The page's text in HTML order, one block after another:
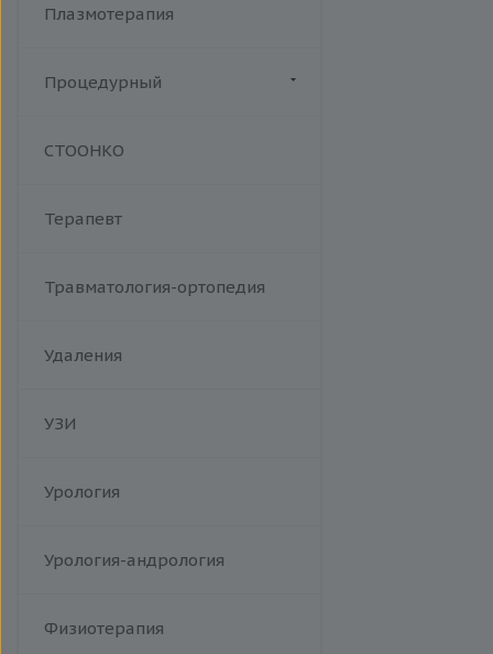
Плазмотерапия
Процедурный
СТООНКО
Терапевт
Травматология-ортопедия
Удаления
УЗИ
Урология
Урология-андрология
Физиотерапия